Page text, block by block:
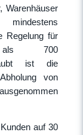
Warenhäuser
Regelung für
700
ist die
von
auf 30